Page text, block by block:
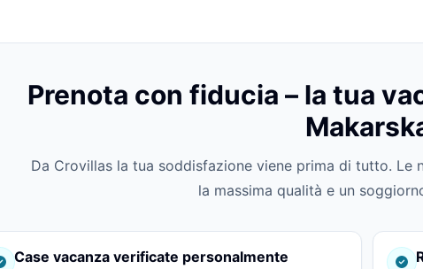
Prenota con fiducia – la tua
Da Crovillas la tua soddisfazione viene prima di tutto. Le
la massima qualità e un
Case vacanza verificate personalmente